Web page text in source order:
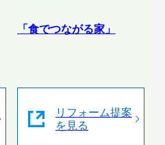
「食でつながる家」
リフォーム提案
を見る